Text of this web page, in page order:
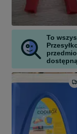
To